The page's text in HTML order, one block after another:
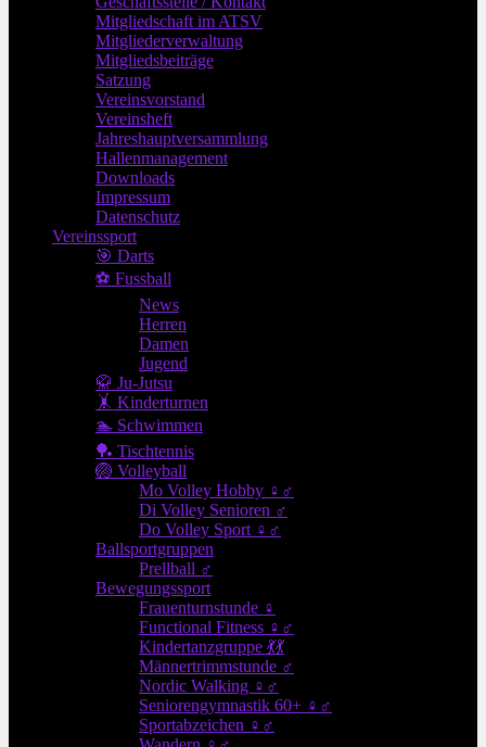
Mitgliedschaft im ATSV
Mitgliederverwaltung
Mitgliedsbeiträge
Satzung
Vereinsvorstand
Vereinsheft
Jahreshauptversammlung
Hallenmanagement
Downloads
Impressum
Datenschutz
Vereinssport
🎯 Darts
⚽ Fussball
News
Herren
Damen
Jugend
🥋 Ju-Jutsu
🤸 Kinderturnen
🏊 Schwimmen
🏓 Tischtennis
🏐 Volleyball
Mo Volley Hobby ♀♂
Di Volley Senioren ♂
Do Volley Sport ♀♂
Ballsportgruppen
Prellball ♂
Bewegungssport
Frauenturnstunde ♀
Functional Fitness ♀♂
Kindertanzgruppe 💃💃
Männertrimmstunde ♂
Nordic Walking ♀♂
Seniorengymnastik 60+ ♀♂
Sportabzeichen ♀♂